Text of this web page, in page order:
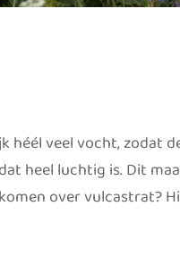
veel vocht, zodat
heel luchtig is. Dit
over vulcastrat?